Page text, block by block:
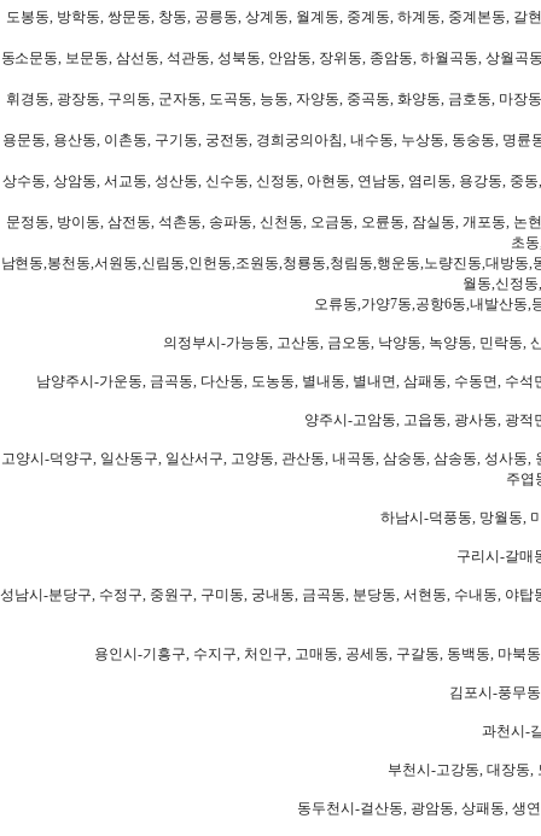
도봉동, 방학동, 쌍문동, 창동, 공릉동, 상계동, 월계동, 중계동, 하계동, 중계본동,
동소문동, 보문동, 삼선동, 석관동, 성북동, 안암동, 장위동, 종암동, 하월곡동, 상월
휘경동, 광장동, 구의동, 군자동, 도곡동, 능동, 자양동, 중곡동, 화양동, 금호동, 마
용문동, 용산동, 이촌동, 구기동, 궁전동, 경희궁의아침, 내수동, 누상동, 동숭동, 명
상수동, 상암동, 서교동, 성산동, 신수동, 신정동, 아현동, 연남동, 염리동, 용강동, 중
문정동, 방이동, 삼전동, 석촌동, 송파동, 신천동, 오금동, 오륜동, 잠실동, 개포동,
초
남현동,봉천동,서원동,신림동,인헌동,조원동,청룡동,청림동,행운동,노량진동,대방
월동,신정
오류동,가양7동,공항6동,내발산동,
의정부시-가능동, 고산동, 금오동, 낙양동, 녹양동, 민락동,
남양주시-가운동, 금곡동, 다산동, 도농동, 별내동, 별내면, 삼패동, 수동면, 수
양주시-고암동, 고읍동, 광사동, 광
고양시-덕양구, 일산동구, 일산서구, 고양동, 관산동, 내곡동, 삼숭동, 삼송동, 성사
주엽
하남시-덕풍동, 망월동,
구리시-갈매
성남시-분당구, 수정구, 중원구, 구미동, 궁내동, 금곡동, 분당동, 서현동, 수내동, 야
용인시-기흥구, 수지구, 처인구, 고매동, 공세동, 구갈동, 동백동, 마북
김포시-풍무
과천시-
부천시-고강동, 대장동,
동두천시-걸산동, 광암동, 상패동, 생